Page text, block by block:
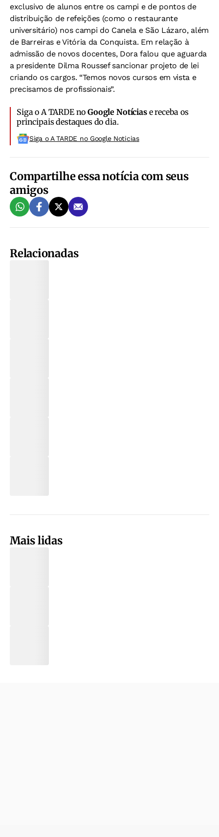
exclusivo de alunos entre os campi e de pontos de
distribuição de refeições (como o restaurante
universitário) nos campi do Canela e São Lázaro, além
de Barreiras e Vitória da Conquista. Em relação à
admissão de novos docentes, Dora falou que aguarda
a presidente Dilma Roussef sancionar projeto de lei
criando os cargos. “Temos novos cursos em vista e
precisamos de profissionais”.
Siga o A TARDE noGoogle Notíciase receba os
principais destaques do dia.
Siga o A TARDE no Google Noticias
Compartilhe essa notícia com seus
amigos
Relacionadas
Mais lidas